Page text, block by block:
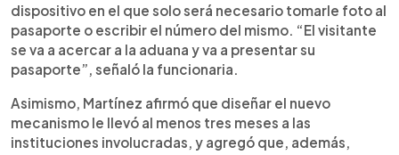
dispositivo en el que solo será necesario tomarle foto al
pasaporte o escribir el número del mismo. “El visitante
se va a acercar a la aduana y va a presentar su
pasaporte”, señaló la funcionaria.
Asimismo, Martínez afirmó que diseñar el nuevo
mecanismo le llevó al menos tres meses a las
instituciones involucradas, y agregó que, además,